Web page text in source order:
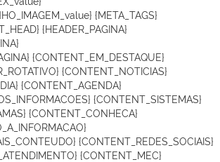
{META_TAGS}
{HEADER_PAGINA}
{CONTENT_EM_DESTAQUE}
{CONTENT_NOTICIAS}
{CONTENT_AGENDA}
{CONTENT_SISTEMAS}
{CONTENT_CONHECA}
{CONTENT_REDES_SOCIAIS}
{CONTENT_MEC}